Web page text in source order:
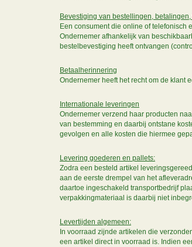
Bevestiging van bestellingen,
Een consument die online of telefonisch
Ondernemer afhankelijk van
bestelbevestiging heeft ontvangen
Betaalherinnering
Ondernemer heeft het recht om de klant
Internationale leveringen
Ondernemer verzend haar producten
van bestemming en daarbij ontstane
gevolgen en alle kosten die hiermee
Levering goederen en pallets:
Zodra een besteld artikel
aan de eerste drempel van het
daartoe ingeschakeld transportbedrijf
verpakkingmateriaal is daarbij niet
Levertijden algemeen:
In voorraad zijnde artikelen die
een artikel direct in voorraad is. Indien